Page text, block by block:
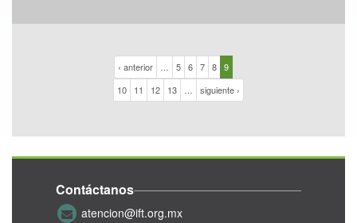
‹ anterior 5 6 7 8 9
10
11 12 13 siguiente ›
Contáctanos
atencion@ift.org.mx